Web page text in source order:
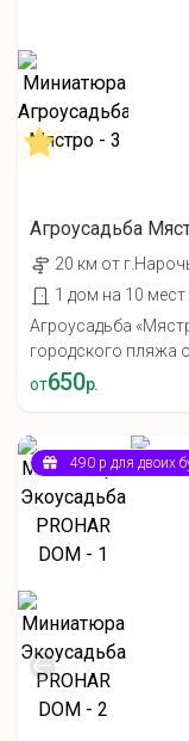
Агроусадьба
20 км от
1 дом на 10 мест
Агроусадьба
городского пляжа
от650р.
490 р для двоих